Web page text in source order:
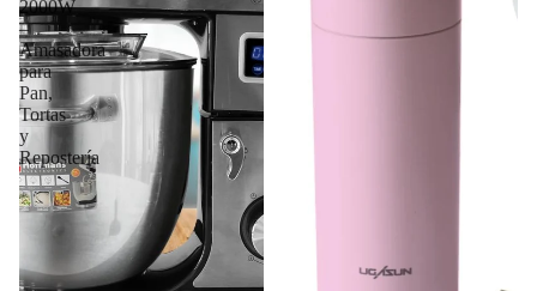
2000W
–
Amasadora
para
Pan,
Tortas
y
Repostería